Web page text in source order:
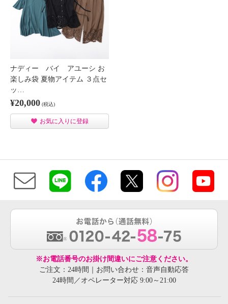
ナディー バイ アユーシ お
楽しみ袋 夏物アイテム ３点セ
ッ…
¥20,000 (税込)
お気に入りに登録
※お電話番号のお掛け間違いにご注意ください。
ご注文：24時間｜お問い合わせ：音声自動応答
24時間／オペレーター対応 9:00～21:00